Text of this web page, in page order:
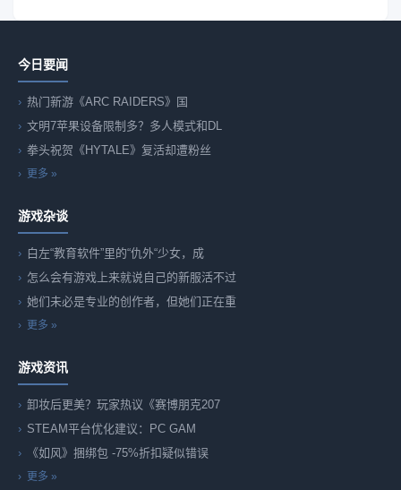
今日要闻
热门新游《ARC RAIDERS》国
文明7苹果设备限制多？多人模式和DL
拳头祝贺《HYTALE》复活却遭粉丝
更多 »
游戏杂谈
白左“教育软件”里的“仇外“少女，成
怎么会有游戏上来就说自己的新服活不过
她们未必是专业的创作者，但她们正在重
更多 »
游戏资讯
卸妆后更美？玩家热议《赛博朋克207
STEAM平台优化建议：PC GAM
《如风》捆绑包 -75%折扣疑似错误
更多 »